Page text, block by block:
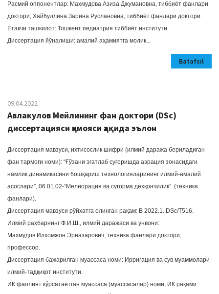
Расмий оппонентлар: Махмудова Азиза Джумановна, тиббиёт фанлари
доктори; Хайбуллина Зарина Руслановна, тиббиёт фанлари доктори.
Етакчи ташкилот: Тошкент педиатрия тиббиёт институти.
Диссертация йўналиши: амалий аҳамиятга молик...
Batafsil
09.04.2022
Авлакулов Мейлининг фан доктори (DSc)
диссертацияси ҳимояси ҳақида эълон
Диссертация мавзуси, ихтисослик шифри (илмий даража бериладиган
фан тармоғи номи): “Ғўзани эгатлаб суғоришда аэрация зонасидаги
намлик динамикасини бошқариш технологияларининг илмий-амалий
асослари”, 06.01.02-“Мелиорация ва суғорма деҳқончилик” (техника
фанлари).
Диссертация мавзуси рўйхатга олинган рақам: В 2022.1. DSc/Т516.
Илмий раҳбарнинг Ф.И.Ш., илмий даражаси ва унвони:
Махмудов Илхомжон Эрназарович, техника фанлари доктори,
профессор.
Диссертация бажарилган муассаса номи: Ирригация ва сув муаммолари
илмий-тадқиқот институти.
ИК фаолият кўрсатаётган муассаса (муассасалар) номи, ИК рақами: